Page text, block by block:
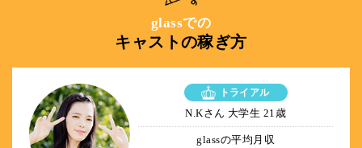
glassでの
キャストの稼ぎ方
トライアル
N.Kさん 大学生 21歳
glassの平均月収